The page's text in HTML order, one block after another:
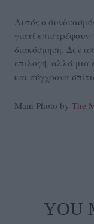
Αυτός ο
γιατί
διακόσμηση. Δεν
επιλογή, αλλά μια
και σύγχρονα
Main Photo by The
YOU